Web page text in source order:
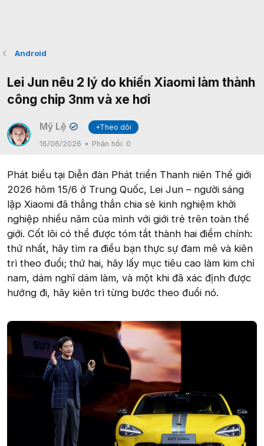
Android
Lei Jun nêu 2 lý do khiến Xiaomi làm thành
công chip 3nm và xe hơi
Mỹ Lệ ✔
+Theo dõi
16/06/2026
Phản hồi: 0
Phát biểu tại Diễn đàn Phát triển Thanh niên Thế giới
2026 hôm 15/6 ở Trung Quốc, Lei Jun – người sáng
lập Xiaomi đã thẳng thắn chia sẻ kinh nghiệm khởi
nghiệp nhiều năm của mình với giới trẻ trên toàn thế
giới. Cốt lõi có thể được tóm tắt thành hai điểm chính:
thứ nhất, hãy tìm ra điều bạn thực sự đam mê và kiên
trì theo đuổi; thứ hai, hãy lấy mục tiêu cao làm kim chỉ
nam, dám nghĩ dám làm, và một khi đã xác định được
hướng đi, hãy kiên trì từng bước theo đuổi nó.